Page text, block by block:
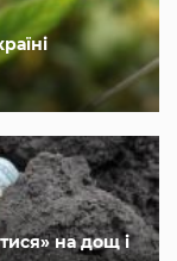
на дощ і